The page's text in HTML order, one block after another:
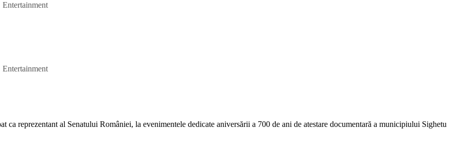
Entertainment
Entertainment
ca reprezentant al Senatului României, la evenimentele dedicate aniversării a 700 de ani de atestare documentară a municipiului Sighetu